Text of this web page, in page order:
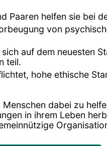
Paaren helfen sie bei
von
auf dem neuesten
teil.
hohe ethische
dabei zu
in ihrem Leben